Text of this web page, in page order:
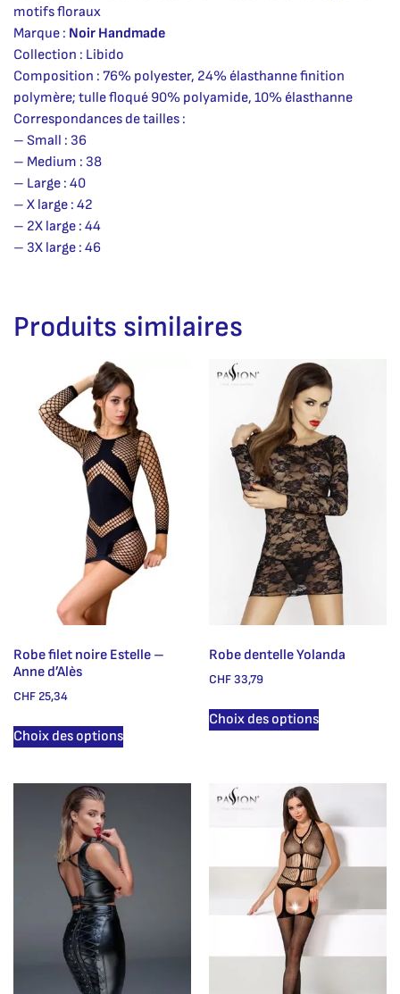
motifs floraux
Marque : Noir Handmade
Collection : Libido
Composition : 76% polyester, 24% élasthanne finition
polymère; tulle floqué 90% polyamide, 10% élasthanne
Correspondances de tailles :
– Small : 36
– Medium : 38
– Large : 40
– X large : 42
– 2X large : 44
– 3X large : 46
Produits similaires
Robe filet noire Estelle –
Anne d’Alès
CHF 25,34
Choix des options
Robe dentelle Yolanda
CHF 33,79
Choix des options